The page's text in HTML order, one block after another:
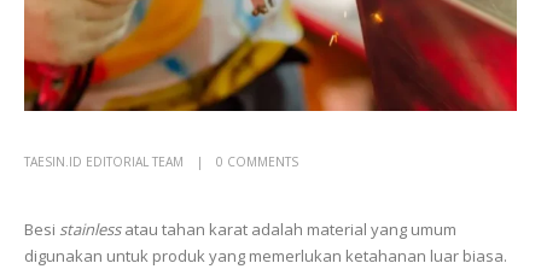
TAESIN.ID EDITORIAL TEAM 0 COMMENTS
Besi stainlessatau tahan karat adalah material yang umum
digunakan untuk produk yang memerlukan ketahanan luar biasa.